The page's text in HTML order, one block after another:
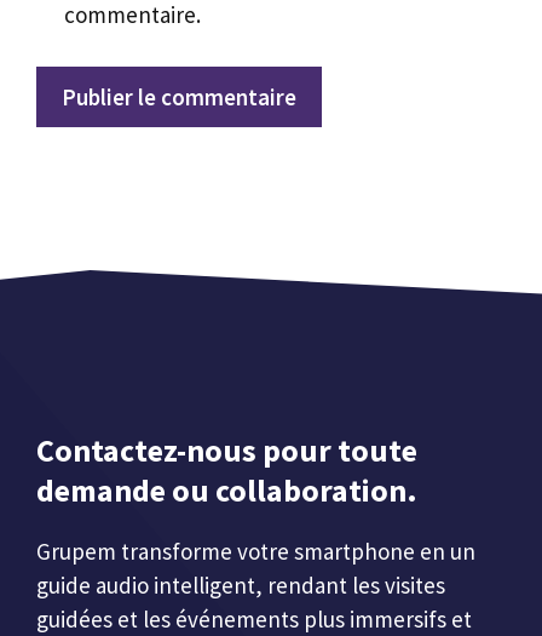
commentaire.
Contactez-nous pour toute
demande ou collaboration.
Grupem transforme votre smartphone en un
guide audio intelligent, rendant les visites
guidées et les événements plus immersifs et